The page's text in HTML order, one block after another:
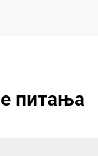
питања